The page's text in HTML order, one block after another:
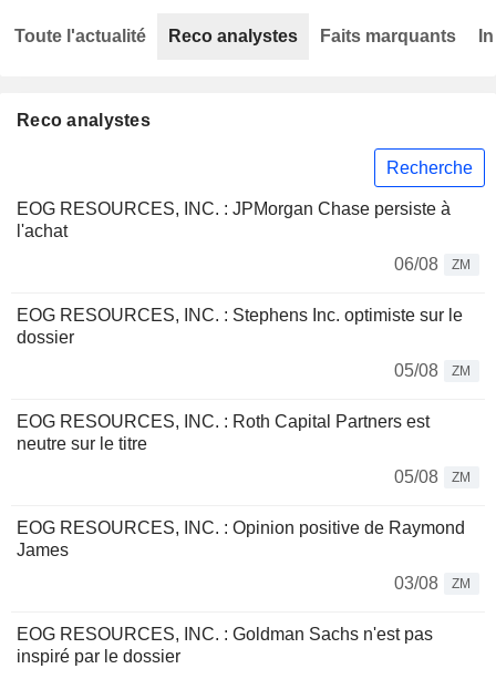
Reco analystes
Recherche
EOG RESOURCES, INC. : JPMorgan Chase persiste à
l'achat
06/08
ZM
EOG RESOURCES, INC. : Stephens Inc. optimiste sur le
dossier
05/08
ZM
EOG RESOURCES, INC. : Roth Capital Partners est
neutre sur le titre
05/08
ZM
EOG RESOURCES, INC. : Opinion positive de Raymond
James
03/08
ZM
EOG RESOURCES, INC. : Goldman Sachs n'est pas
inspiré par le dossier
Toute l'actualité Reco analystes Faits marquants